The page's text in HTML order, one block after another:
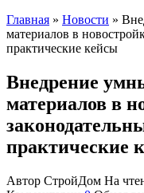
Главная » Новости »
материалов в
практические кейсы
Внедрение
материалов в
практические
Автор СтройДом На